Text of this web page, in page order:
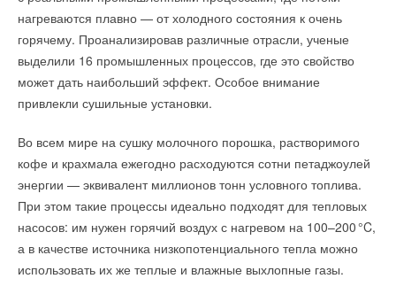
нагреваются плавно — от холодного состояния к очень
горячему. Проанализировав различные отрасли, ученые
выделили 16 промышленных процессов, где это свойство
может дать наибольший эффект. Особое внимание
привлекли сушильные установки.
Во всем мире на сушку молочного порошка, растворимого
кофе и крахмала ежегодно расходуются сотни петаджоулей
энергии — эквивалент миллионов тонн условного топлива.
При этом такие процессы идеально подходят для тепловых
насосов: им нужен горячий воздух с нагревом на 100–200°C,
а в качестве источника низкопотенциального тепла можно
использовать их же теплые и влажные выхлопные газы.
маленькие, что легко просачиваются через возникшие
от вибраций трещины. И, поскольку водород при смешении
с воздухом взрывоопасен, даже незначительная утечка
создает угрозу безопасности. Поэтому для подавления
опасных вибраций в трубопроводах используют
металлические панели, которые частично гасят колебания
газового потока.
До настоящего времени такие перегородки проектировали
на основе старых проверенных решений или простых
расчетов, которые не учитывали физические особенности
водорода. Однако, если взять готовые решения от труб
НОВОСТИ СОК 6 АВГУСТА 2026
→
Тепловые насосы в связке с солнечной генерацией и
накопителем снижают потребление на 60%
НОВОСТИ СОК 4 АВГУСТА 2026
→
США запретили использование иностранных
инверторов
НОВОСТИ СОК 31 ИЮЛЯ 2026
Уведомления отключены
Комментарии
→
Китайская Shenling представила линейку тепловых
НОВОСТИ СОК 4 АВГУСТА 2026
Комментарии
В этой теме еще нет комментариев